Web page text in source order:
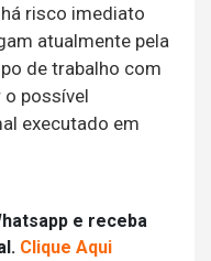
risco imediato
atualmente pela
de trabalho com
o possível
executado em
e receba
Clique Aqui